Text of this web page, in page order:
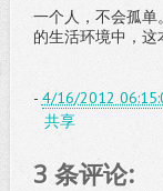
一个人，不会孤
的生活环境中，这
- 4/16/2012
共享
3 条评论: